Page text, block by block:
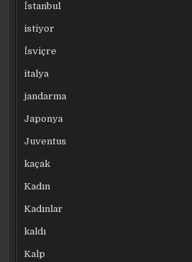
İstanbul
istiyor
İsviçre
italya
jandarma
Japonya
Juventus
kaçak
Kadın
Kadınlar
kaldı
Kalp